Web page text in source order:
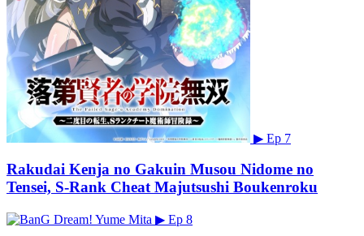
▶ Ep 7
Rakudai Kenja no Gakuin Musou Nidome no
Tensei, S-Rank Cheat Majutsushi Boukenroku
▶ Ep 8